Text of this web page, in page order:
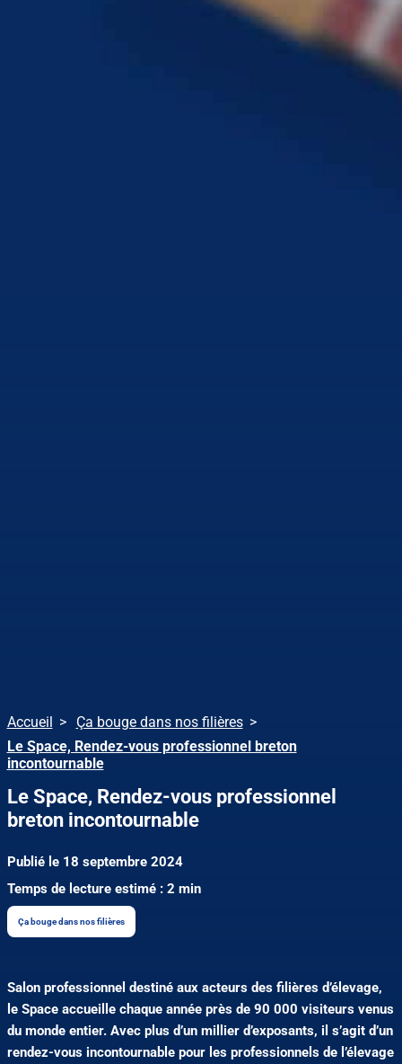
Accueil
Ça bouge dans nos filières
Le Space, Rendez-vous professionnel breton
incontournable
Le Space, Rendez-vous professionnel
breton incontournable
Publié le 18 septembre 2024
Temps de lecture estimé : 2 min
Ça bouge dans nos filières
Salon professionnel destiné aux acteurs des filières d’élevage,
le Space accueille chaque année près de 90 000 visiteurs venus
du monde entier. Avec plus d’un millier d’exposants, il s’agit d’un
rendez-vous incontournable pour les professionnels de l’élevage